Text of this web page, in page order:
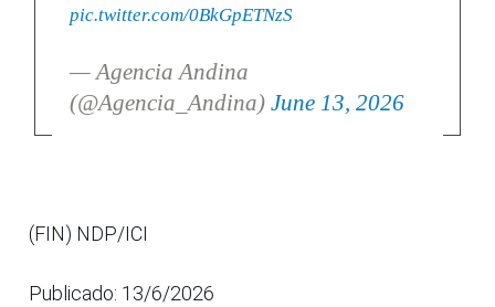
pic.twitter.com/0BkGpETNzS
— Agencia Andina
(@Agencia_Andina) June 13, 2026
(FIN) NDP/ICI
Publicado: 13/6/2026